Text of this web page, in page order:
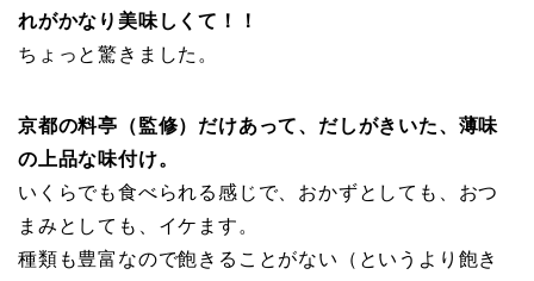
れがかなり美味しくて！！
ちょっと驚きました。
京都の料亭（監修）だけあって、だしがきいた、薄味
の上品な味付け。
いくらでも食べられる感じで、おかずとしても、おつ
まみとしても、イケます。
種類も豊富なので飽きることがない（というより飽き